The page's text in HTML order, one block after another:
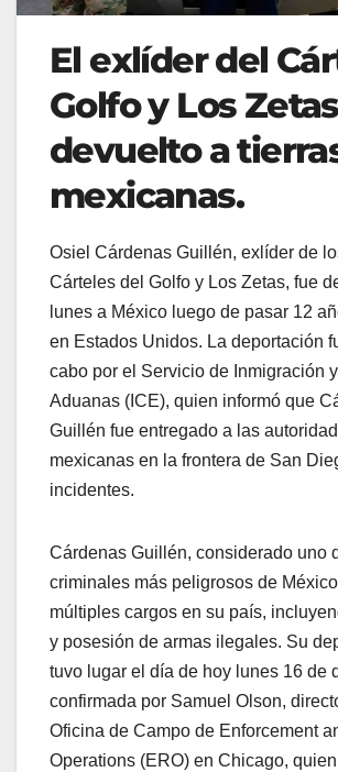
El exlíder del
Golfo y Los
devuelto a
mexicanas.
Osiel Cárdenas Guillén, exlíder de
Cárteles del Golfo y Los Zetas, fue
lunes a México luego de pasar 12
en Estados Unidos. La deportación
cabo por el Servicio de Inmigración
Aduanas (ICE), quien informó que
Guillén fue entregado a las
mexicanas en la frontera de San
incidentes.
Cárdenas Guillén, considerado uno
criminales más peligrosos de
múltiples cargos en su país,
y posesión de armas ilegales. Su
tuvo lugar el día de hoy lunes 16 de
confirmada por Samuel Olson,
Oficina de Campo de Enforcement
Operations (ERO) en Chicago,